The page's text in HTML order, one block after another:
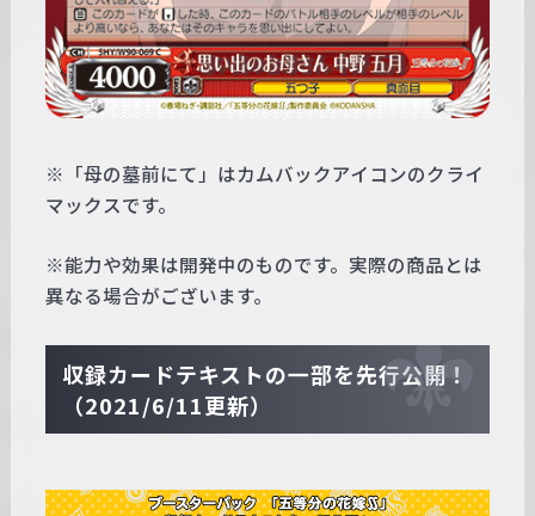
※「母の墓前にて」はカムバックアイコンのクライ
マックスです。
※能力や効果は開発中のものです。実際の商品とは
異なる場合がございます。
収録カードテキストの一部を先行公開！
（2021/6/11更新）